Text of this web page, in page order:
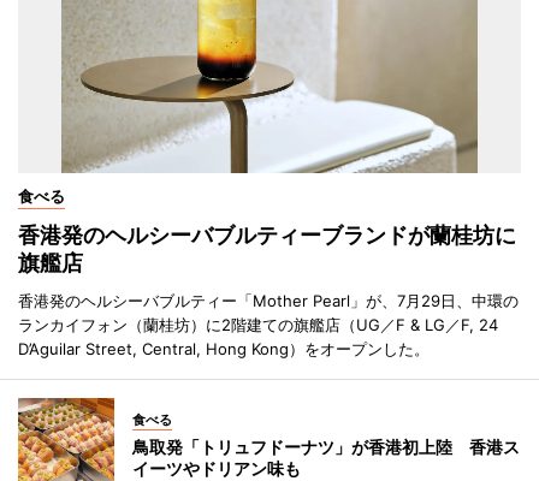
食べる
香港発のヘルシーバブルティーブランドが蘭桂坊に
旗艦店
香港発のヘルシーバブルティー「Mother Pearl」が、7月29日、中環の
ランカイフォン（蘭桂坊）に2階建ての旗艦店（UG／F & LG／F, 24
D’Aguilar Street, Central, Hong Kong）をオープンした。
食べる
鳥取発「トリュフドーナツ」が香港初上陸 香港ス
イーツやドリアン味も